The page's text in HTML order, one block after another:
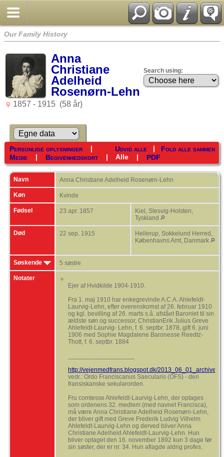
Our Family History
Anna
Christiane
Adelheid
Rosenørn-Lehn
1857 - 1915 (58 år)
Search using:
Udvid alle | Fold alle sammen
Personlige oplysninger|
Medie | Begivenhedskort| Alle| PDF
Navn Anna Christiane Adelheid Rosenørn-Lehn
Køn Kvinde
Fødsel 23 apr. 1857
Kiel, Slesvig-Holsten,
Tyskland
Død 22 sep. 1915
Hellerup, Sokkelund Herred,
Københavns Amt, Danmark
Søskende 5 søstre
Notater
Ejer af Hvidkilde 1904-1910.
Fra 1. maj 1910 har enkegrevinde A.C.A. Ahlefeldt-
Laurvig-Lehn, efter overenskomst af 26. februar 1910
og kgl. bevilling af 26. marts s.å. afstået Baroniet til sin
ældste søn og successor, ChristianErik Julius Greve
Ahlefeldt-Laurvig- Lehn, f. 6. septbr. 1878, gift 6. juni
1906 med Sophie Magdalene Baronesse Reedtz-
Thott, f. 6. septbr. 1884
http://vejenmedfrans.blogspot.dk/
vedr.: Ordo Franciscanus Saecularis (OFS) - den
fransiskanske sekularorden.
Fru comtesse Ahlefeldt-Laurvig-Lehn, der optages
som ordenens 32. medlem (med navnet Francisca),
må være Anna Christiane Adelheid Rosenørn-Lehn,
der bliver gift med Greve Frederik Ludvig Vilhelm
Ahlefeldt-Laurvig-Lehn og derved bliver Anna
Christiane Adelheid Ahlefeldt-Laurvig-Lehn. Hun
bliver optaget den 16. november 1892 kun 3 dage før
sin søster, der er nr. 34. Hun aflagde aldrig profes.